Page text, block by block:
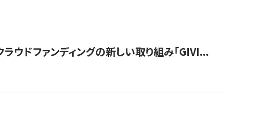
ウドファンディングの新しい取り組み「GIVI...